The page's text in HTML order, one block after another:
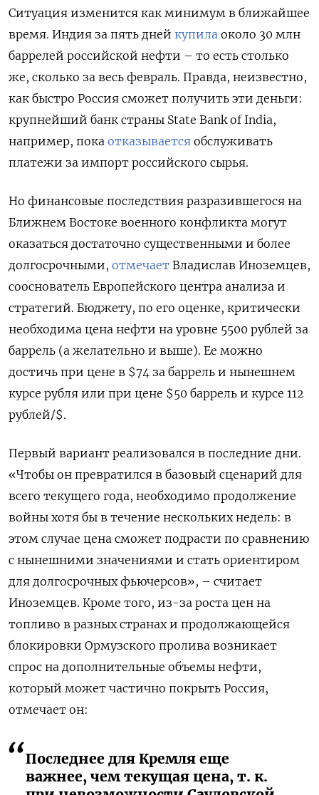
Ситуация изменится как минимум в ближайшее
время. Индия за пять дней купила около 30 млн
баррелей российской нефти – то есть столько
же, сколько за весь февраль. Правда, неизвестно,
как быстро Россия сможет получить эти деньги:
крупнейший банк страны State Bank of India,
например, пока отказывается обслуживать
платежи за импорт российского сырья.
Но финансовые последствия разразившегося на
Ближнем Востоке военного конфликта могут
оказаться достаточно существенными и более
долгосрочными, отмечает Владислав Иноземцев,
сооснователь Европейского центра анализа и
стратегий. Бюджету, по его оценке, критически
необходима цена нефти на уровне 5500 рублей за
баррель (а желательно и выше). Ее можно
достичь при цене в $74 за баррель и нынешнем
курсе рубля или при цене $50 баррель и курсе 112
рублей/$.
Первый вариант реализовался в последние дни.
«Чтобы он превратился в базовый сценарий для
всего текущего года, необходимо продолжение
войны хотя бы в течение нескольких недель: в
этом случае цена сможет подрасти по сравнению
с нынешними значениями и стать ориентиром
для долгосрочных фьючерсов», – считает
Иноземцев. Кроме того, из-за роста цен на
топливо в разных странах и продолжающейся
блокировки Ормузского пролива возникает
спрос на дополнительные объемы нефти,
который может частично покрыть Россия,
отмечает он:
Последнее для Кремля еще
важнее, чем текущая цена, т. к.